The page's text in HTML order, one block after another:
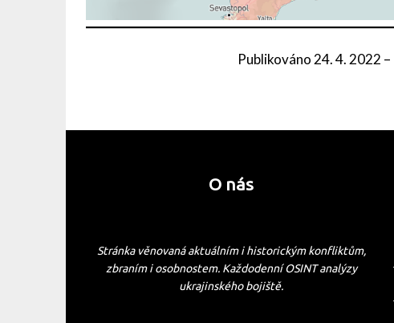
Publikováno 24. 4. 2022 –
O nás
Stránka věnovaná aktuálním i historickým konfliktům,
zbraním i osobnostem. Každodenní OSINT analýzy
ukrajinského bojiště.